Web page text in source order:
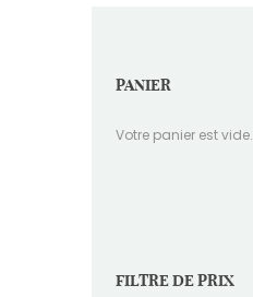
PANIER
Votre panier est vide.
FILTRE DE PRIX